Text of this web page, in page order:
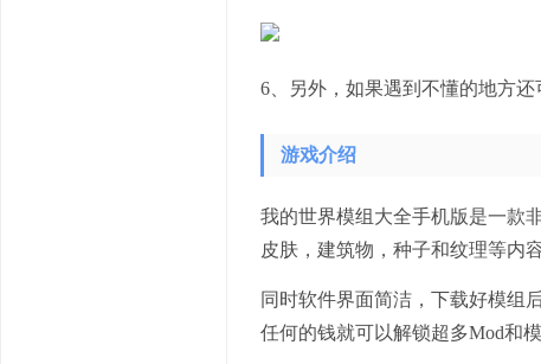
6、另外，如果遇到不懂的地方还
游戏介绍
我的世界模组大全手机版是一款
皮肤，建筑物，种子和纹理等内
同时软件界面简洁，下载好模组
任何的钱就可以解锁超多Mod和